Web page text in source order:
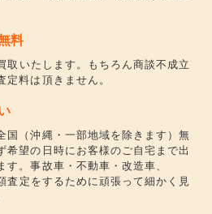
料
取いたします。もちろん商談不成立
定料は頂きません。
国（沖縄・一部地域を除きます）無
希望の日時にお客様のご自宅まで出
す。事故車・不動車・改造車、
査定をするために頑張って細かく見